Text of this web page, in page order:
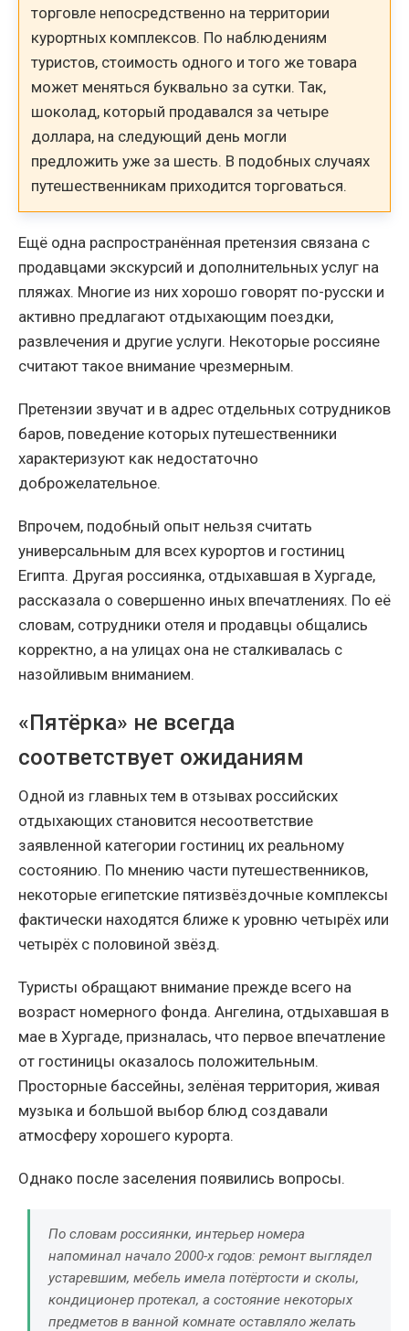
торговле непосредственно на территории
курортных комплексов. По наблюдениям
туристов, стоимость одного и того же товара
может меняться буквально за сутки. Так,
шоколад, который продавался за четыре
доллара, на следующий день могли
предложить уже за шесть. В подобных случаях
путешественникам приходится торговаться.
Ещё одна распространённая претензия связана с
продавцами экскурсий и дополнительных услуг на
пляжах. Многие из них хорошо говорят по-русски и
активно предлагают отдыхающим поездки,
развлечения и другие услуги. Некоторые россияне
считают такое внимание чрезмерным.
Претензии звучат и в адрес отдельных сотрудников
баров, поведение которых путешественники
характеризуют как недостаточно
доброжелательное.
Впрочем, подобный опыт нельзя считать
универсальным для всех курортов и гостиниц
Египта. Другая россиянка, отдыхавшая в Хургаде,
рассказала о совершенно иных впечатлениях. По её
словам, сотрудники отеля и продавцы общались
корректно, а на улицах она не сталкивалась с
назойливым вниманием.
«Пятёрка» не всегда
соответствует ожиданиям
Одной из главных тем в отзывах российских
отдыхающих становится несоответствие
заявленной категории гостиниц их реальному
состоянию. По мнению части путешественников,
некоторые египетские пятизвёздочные комплексы
фактически находятся ближе к уровню четырёх или
четырёх с половиной звёзд.
Туристы обращают внимание прежде всего на
возраст номерного фонда. Ангелина, отдыхавшая в
мае в Хургаде, призналась, что первое впечатление
от гостиницы оказалось положительным.
Просторные бассейны, зелёная территория, живая
музыка и большой выбор блюд создавали
атмосферу хорошего курорта.
Однако после заселения появились вопросы.
По словам россиянки, интерьер номера
напоминал начало 2000-х годов: ремонт выглядел
устаревшим, мебель имела потёртости и сколы,
кондиционер протекал, а состояние некоторых
предметов в ванной комнате оставляло желать